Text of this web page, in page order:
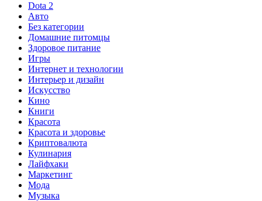
Dota 2
Авто
Без категории
Домашние питомцы
Здоровое питание
Игры
Интернет и технологии
Интерьер и дизайн
Искусство
Кино
Книги
Красота
Красота и здоровье
Криптовалюта
Кулинария
Лайфхаки
Маркетинг
Мода
Музыка